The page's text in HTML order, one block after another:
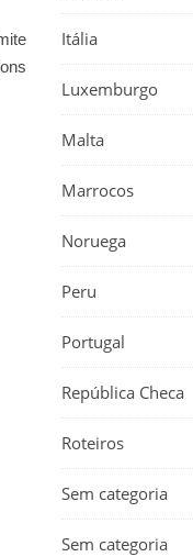
Itália
Luxemburgo
Malta
Marrocos
Noruega
Peru
Portugal
República Checa
Roteiros
Sem categoria
Sem categoria